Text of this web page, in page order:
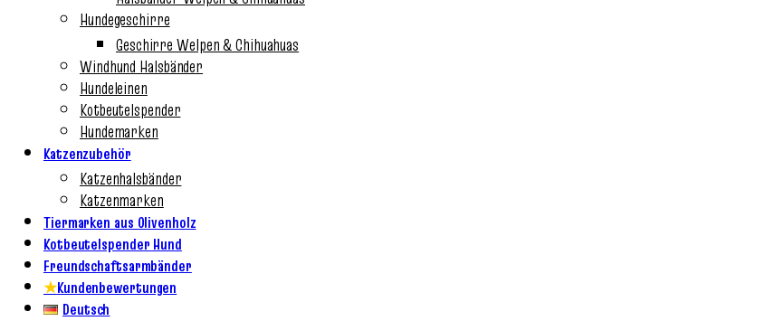
Hundegeschirre
Geschirre Welpen & Chihuahuas
Windhund Halsbänder
Hundeleinen
Kotbeutelspender
Hundemarken
Katzenzubehör
Katzenhalsbänder
Katzenmarken
Tiermarken aus Olivenholz
Kotbeutelspender Hund
Freundschaftsarmbänder
★Kundenbewertungen
Deutsch